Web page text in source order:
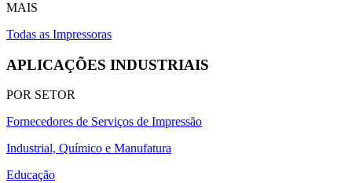
MAIS
Todas as Impressoras
APLICAÇÕES INDUSTRIAIS
POR SETOR
Fornecedores de Serviços de Impressão
Industrial, Químico e Manufatura
Educação